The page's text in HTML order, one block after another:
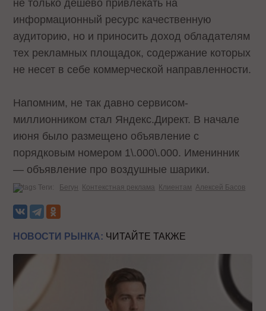
не только дешево привлекать на
информационный ресурс качественную
аудиторию, но и приносить доход обладателям
тех рекламных площадок, содержание которых
не несет в себе коммерческой направленности.
Напомним, не так давно сервисом-
миллионником стал Яндекс.Директ. В начале
июня было размещено объявление с
порядковым номером 1\.000\.000. Именинник
— объявление про воздушные шарики.
Теги: Бегун Контекстная реклама Клиентам Алексей Басов
НОВОСТИ РЫНКА: ЧИТАЙТЕ ТАКЖЕ